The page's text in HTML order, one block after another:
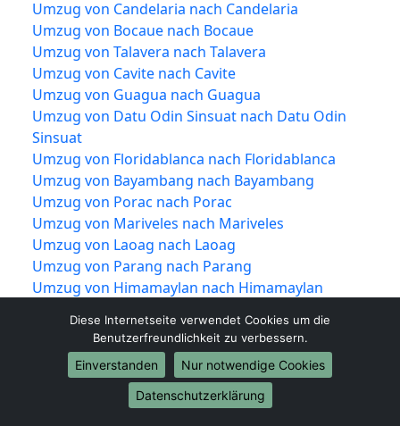
Umzug von Candelaria nach Candelaria
Umzug von Bocaue nach Bocaue
Umzug von Talavera nach Talavera
Umzug von Cavite nach Cavite
Umzug von Guagua nach Guagua
Umzug von Datu Odin Sinsuat nach Datu Odin
Sinsuat
Umzug von Floridablanca nach Floridablanca
Umzug von Bayambang nach Bayambang
Umzug von Porac nach Porac
Umzug von Mariveles nach Mariveles
Umzug von Laoag nach Laoag
Umzug von Parang nach Parang
Umzug von Himamaylan nach Himamaylan
Umzug von Santa Cruz nach Santa Cruz
Umzug von Minglanilla nach Minglanilla
Umzug von Ligao nach Ligao
Umzug von Carcar nach Carcar
Diese Internetseite verwendet Cookies um die
Benutzerfreundlichkeit zu verbessern.
Einverstanden
Nur notwendige Cookies
Datenschutzerklärung